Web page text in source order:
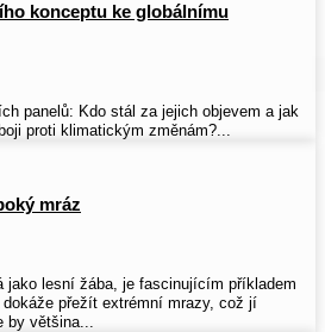
konceptu ke globálnímu
panelů: Kdo stál za jejich objevem a jak
proti klimatickým změnám?...
mráz
jako lesní žába, je fascinujícím příkladem
přežít extrémní mrazy, což jí
většina...